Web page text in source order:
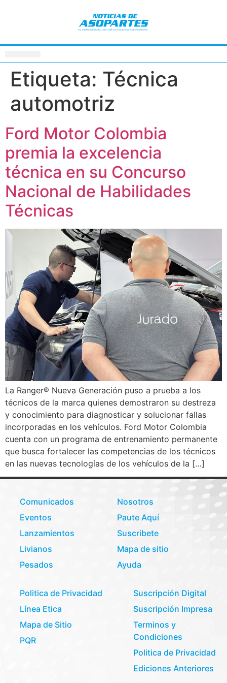
Etiqueta: Técnica
automotriz
Ford Motor Colombia
premia la excelencia
técnica en su Concurso
Nacional de Habilidades
Técnicas
La Ranger® Nueva Generación puso a prueba a los
técnicos de la marca quienes demostraron su destreza
y conocimiento para diagnosticar y solucionar fallas
incorporadas en los vehículos. Ford Motor Colombia
cuenta con un programa de entrenamiento permanente
que busca fortalecer las competencias de los técnicos
en las nuevas tecnologías de los vehículos de la […]
Comunicados
Eventos
Lanzamientos
Livianos
Pesados
Nosotros
Paute Aquí
Suscribete
Mapa de sitio
Ayuda
Politica de Privacidad
Línea Etica
Mapa de Sitio
PQR
Suscripción Digital
Suscripción Impresa
Terminos y
Condiciones
Politica de Privacidad
Ediciones Anteriores